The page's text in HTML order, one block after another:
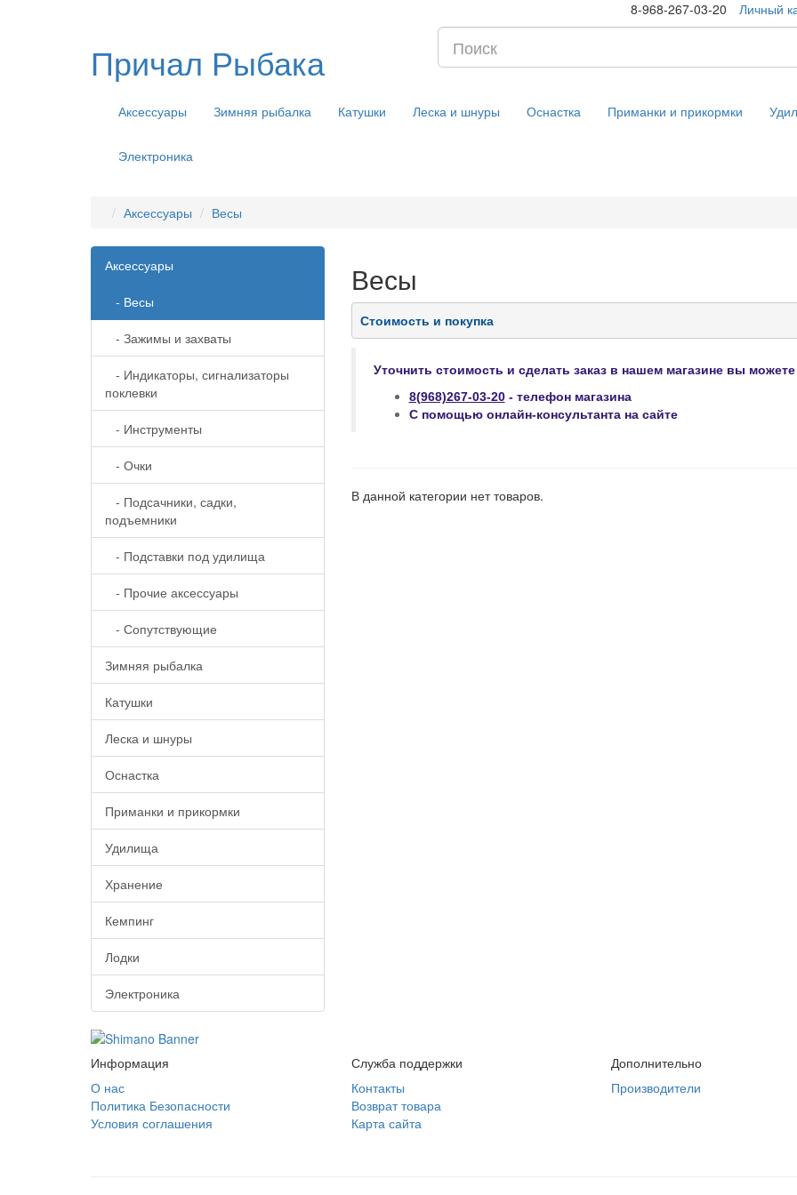
8-968-267-03-20 Личный
Причал Рыбака
Аксессуары Зимняя рыбалка Катушки Леска и шнуры Оснастка Приманки и прикормки
Электроника
Аксессуары Весы
Аксессуары
- Весы
- Зажимы и захваты
- Индикаторы, сигнализаторы
поклевки
- Инструменты
- Очки
- Подсачники, садки,
подъемники
- Подставки под удилища
- Прочие аксессуары
- Сопутствующие
Зимняя рыбалка
Катушки
Леска и шнуры
Оснастка
Приманки и прикормки
Удилища
Хранение
Кемпинг
Лодки
Электроника
Весы
Стоимость и покупка
Уточнить стоимость и сделать заказ в нашем магазиневы можете
8(968)267-03-20- телефон магазина
С помощью онлайн-консультанта на сайте
В данной категории нет товаров.
Информация
О нас
Политика Безопасности
Условия соглашения
Служба поддержки
Контакты
Возврат товара
Карта сайта
Дополнительно
Производители